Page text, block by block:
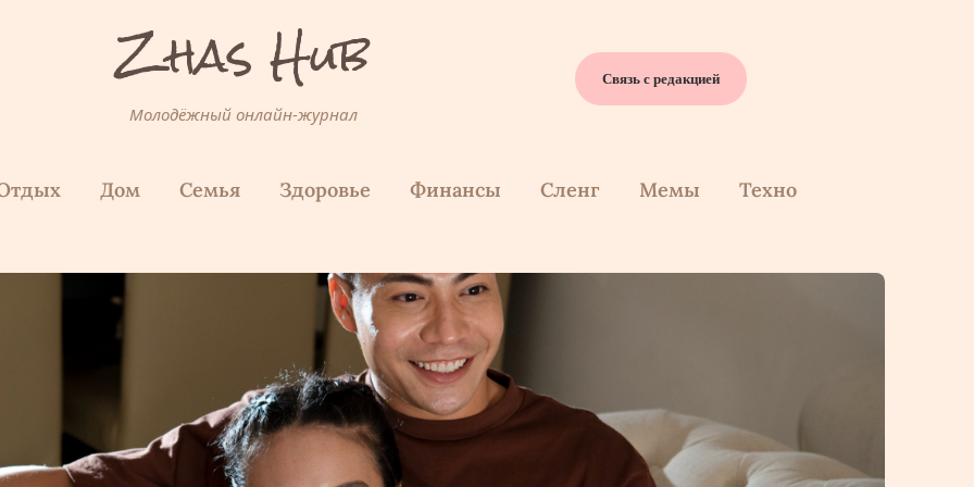
Zhas Hub
Молодёжный онлайн-журнал
Связь с редакцией
Дом Семья Здоровье Финанcы Сленг Мемы Техно